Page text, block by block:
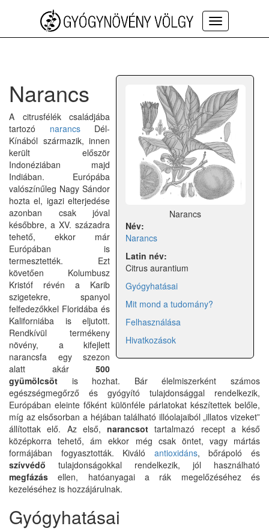
Toggle
navigation
Narancs
Név:
Narancs
Latin név:
Citrus aurantium
Gyógyhatásai
Mit mond a tudomány?
Felhasználása
Hivatkozások
Narancs
A citrusfélék családjába
tartozó narancsDél-
Kínából származik, innen
került először
Indonéziában majd
Indiában. Európába
valószínűleg Nagy Sándor
hozta el, igazi elterjedése
azonban csak jóval
későbbre, a XV. századra
tehető, ekkor már
Európában is
termesztették. Ezt
követően Kolumbusz
Kristóf révén a Karib
szigetekre, spanyol
felfedezőkkel Floridába és
Kaliforniába is eljutott.
Rendkívül termékeny
növény, a kifejlett
narancsfa egy szezon
alatt akár 500
gyümölcsöt is hozhat. Bár élelmiszerként számos
egészségmegőrző és gyógyító tulajdonsággal rendelkezik,
Európában eleinte főként különféle párlatokat készítettek belőle,
míg az elsősorban a héjában található illóolajaiból „illatos vizeket”
állítottak elő. Az első, narancsot tartalmazó recept a késő
középkorra tehető, ám ekkor még csak öntet, vagy mártás
formájában fogyasztották. Kiváló antioxidáns, bőrápoló és
szívvédő tulajdonságokkal rendelkezik, jól használható
megfázás ellen, hatóanyagai a rák megelőzéséhez és
kezeléséhez is hozzájárulnak.
Gyógyhatásai